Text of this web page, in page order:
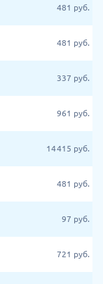
481 руб.
481 руб.
337 руб.
961 руб.
14 415 руб.
481 руб.
97 руб.
721 руб.